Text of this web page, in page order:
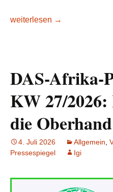
DAS-Afrika-Pressespiegel
weiterlesen →
DAS-Afrika-
KW 27/
die Oberhand
4. Juli 2026 Allgemein
Pressespiegel
Igi